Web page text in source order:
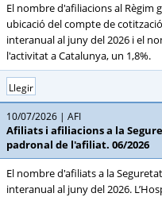
El nombre d'afiliacions al Règim
ubicació del compte de
interanual al juny del 2026 i el
l'activitat a Catalunya, un 1,8%.
Llegir
10/07/2026 AFI
Afiliats i afiliacions a la
padronal de l'afiliat. 06/2026
El nombre d'afiliats a la
interanual al juny del 2026.